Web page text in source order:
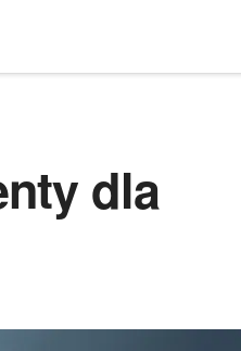
dla